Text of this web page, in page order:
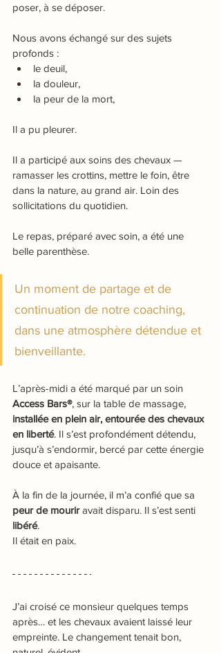
poser, à se déposer.
Nous avons échangé sur des sujets
profonds :
le deuil,
la douleur,
la peur de la mort,
Il a pu pleurer.
Il a participé aux soins des chevaux —
ramasser les crottins, mettre le foin, être
dans la nature, au grand air. Loin des
sollicitations du quotidien.
Le repas, préparé avec soin, a été une
belle parenthèse.
Un moment de partage et de
continuation de notre coaching,
dans une atmosphère détendue et
bienveillante.
L’après-midi a été marqué par un soin
Access Bars®, sur la table de massage,
installée en plein air, entourée des chevaux
en liberté. Il s’est profondément détendu,
jusqu’à s’endormir, bercé par cette énergie
douce et apaisante.
À la fin de la journée, il m’a confié que sa
peur de mourir avait disparu. Il s’est senti
libéré.
Il était en paix.
J’ai croisé ce monsieur quelques temps
après… et les chevaux avaient laissé leur
empreinte. Le changement tenait bon,